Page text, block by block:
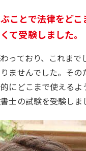
ことで法律をどこ
て受験しました。
っており、これまで
ませんでした。その
にどこまで使えるよ
士の試験を受験しま